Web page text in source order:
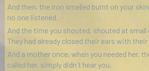
And then, the iron smelled burnt on your
no one listened.
And the time you shouted, shouted at small
They had already closed their ears with their
And a mother once, when you needed her,
called her, simply didn`t hear you.